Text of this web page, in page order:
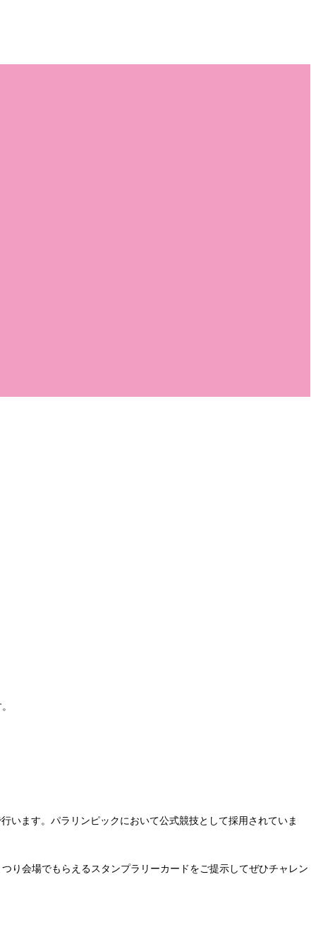
います。パラリンピックにおいて公式競技として採用されていま
り会場でもらえるスタンプラリーカードをご提示してぜひチャレン